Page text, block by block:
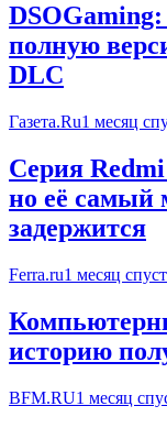
полную
DLC
Газета.Ru1 месяц
Серия
но её самый
задержится
Ferra.ru1 месяц
историю
BFM.RU1 месяц